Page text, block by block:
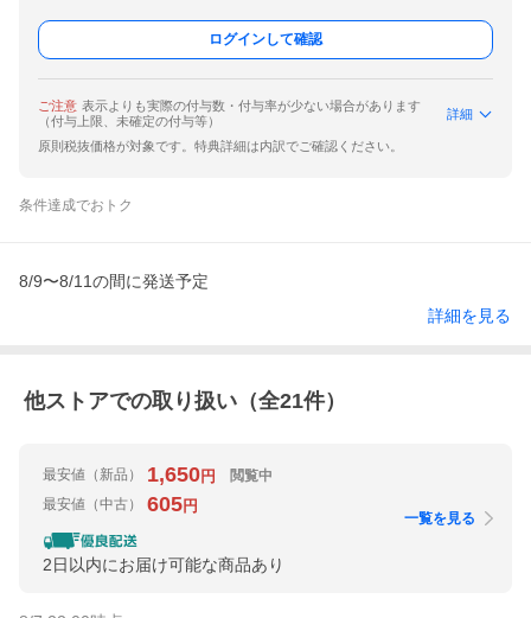
ログインして確認
ご注意 表示よりも実際の付与数・付与率が少ない場合があります
（付与上限、未確定の付与等）
詳細
原則税抜価格が対象です。特典詳細は内訳でご確認ください。
条件達成でおトク
8/9〜8/11の間に発送予定
詳細を見る
他ストアでの取り扱い（全21件）
最安値 （新品） 1,650円
閲覧中
最安値 （中古） 605円
2日以内にお届け可能な商品あり
一覧を見る